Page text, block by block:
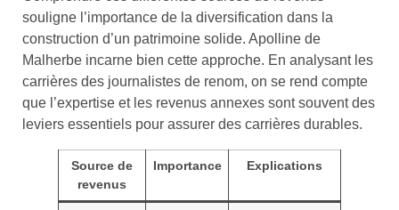
souligne l’importance de la diversification dans la
construction d’un patrimoine solide. Apolline de
Malherbe incarne bien cette approche. En analysant les
carrières des journalistes de renom, on se rend compte
que l’expertise et les revenus annexes sont souvent des
leviers essentiels pour assurer des carrières durables.
Source de
revenus
Importance Explications